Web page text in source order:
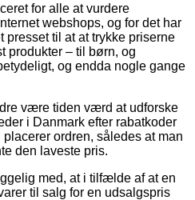
for alle at vurdere
webshops, og for det har
til at at trykke priserne
produkter – til børn, og
og endda nogle gange
være tiden værd at udforske
i Danmark efter rabatkoder
ordren, således at man
den laveste pris.
med, at i tilfælde af at en
til salg for en udsalgspris